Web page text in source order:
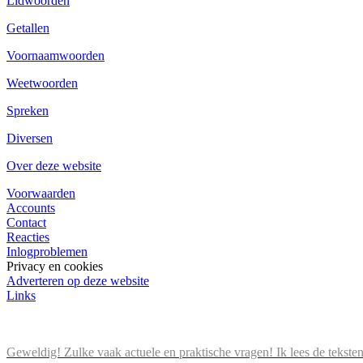
Getallen
Voornaamwoorden
Weetwoorden
Spreken
Diversen
Over deze website
Voorwaarden
Accounts
Contact
Reacties
Inlogproblemen
Privacy en cookies
Adverteren op deze website
Links
Geweldig! Zulke vaak actuele en praktische vragen! Ik lees de